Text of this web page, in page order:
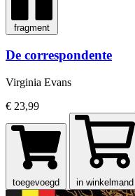
fragment
De correspondente
Virginia Evans
€ 23,99
toegevoegd in winkelmand